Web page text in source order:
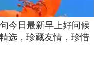
不回信息、不填验
保、金钱往来，只走
今日最新早上好问候
选，珍藏友情，珍惜